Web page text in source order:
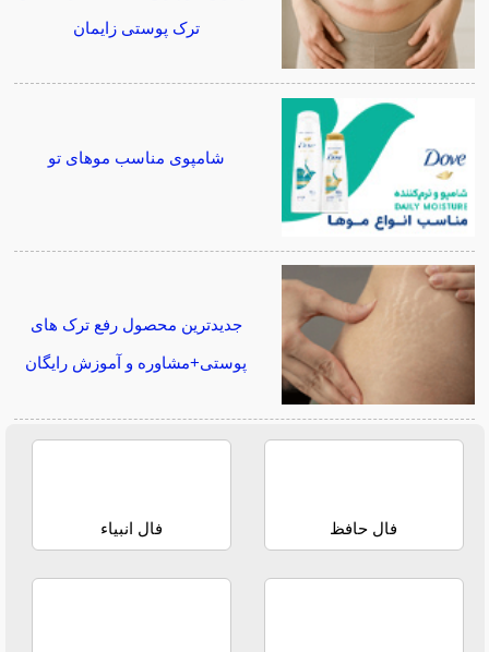
ترک پوستی زایمان
شامپوی مناسب موهای تو
جدیدترین محصول رفع ترک های
پوستی+مشاوره و آموزش رایگان
فال حافظ فال انبیاء